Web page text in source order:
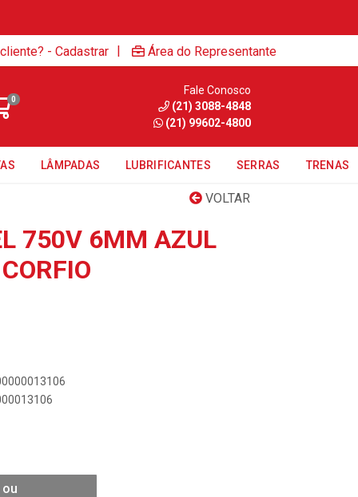
- Cadastrar | Área do Representante
0
Fale Conosco
(21) 3088-4848
(21) 99602-4800
LÂMPADAS LUBRIFICANTES SERRAS TRENAS
VOLTAR
750V 6MM AZUL